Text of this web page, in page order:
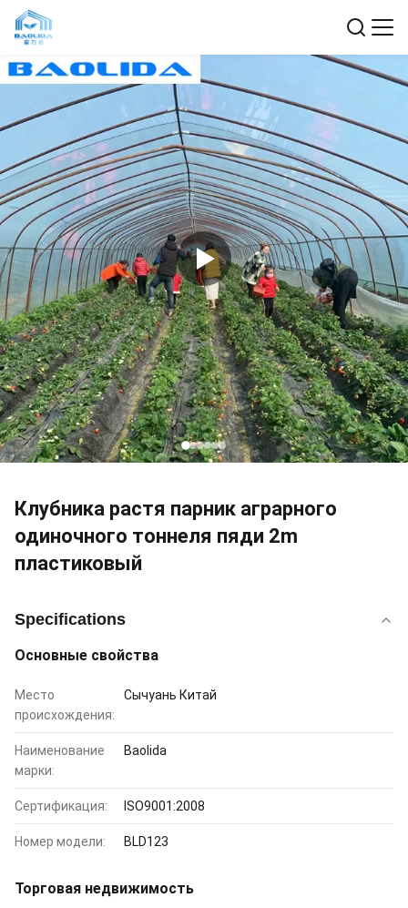
Клубника растя парник аграрного
одиночного тоннеля пяди 2m
пластиковый
Specifications
Основные свойства
Место
происхождения:
Сычуань Китай
Наименование
марки:
Baolida
Сертификация: ISO9001:2008
Номер модели: BLD123
Торговая недвижимость